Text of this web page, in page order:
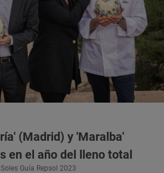
(Madrid) y 'Maralba'
en el año del lleno total
Guía Repsol 2023